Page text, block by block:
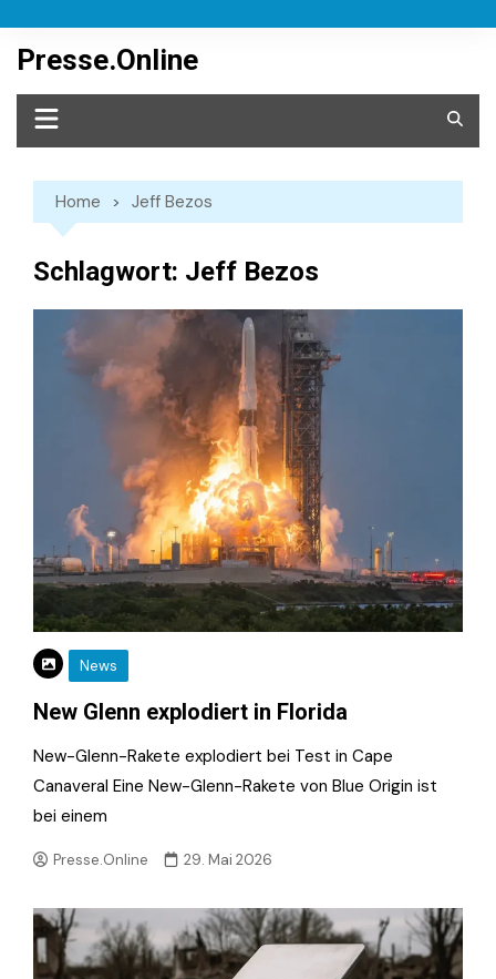
content
Presse.Online
Home Jeff Bezos
Schlagwort: Jeff Bezos
News
New Glenn explodiert in Florida
New-Glenn-Rakete explodiert bei Test in Cape
Canaveral Eine New-Glenn-Rakete von Blue Origin ist
bei einem
Presse.Online 29. Mai 2026